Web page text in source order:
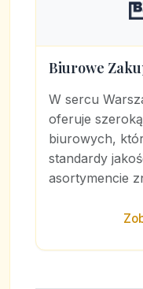
Biurowe
W sercu
oferuje
biurowych,
standardy
asortymencie